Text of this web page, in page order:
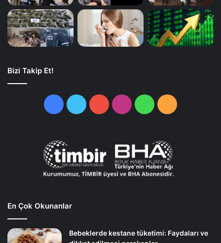
Bizi Takip Et!
FacebookTwitterYouTubeInstagramWhatsApp
RSS
En Çok Okunanlar
Bebeklerde kestane tüketimi: Faydaları ve